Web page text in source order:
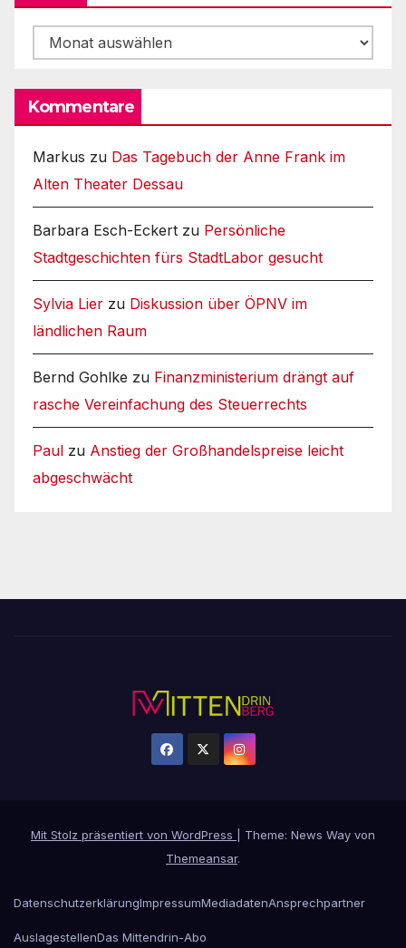
Archiv
Kommentare
Markus zu Das Tagebuch der Anne Frank im
Alten Theater Dessau
Barbara Esch-Eckert zu Persönliche
Stadtgeschichten fürs StadtLabor gesucht
Sylvia Lier zu Diskussion über ÖPNV im
ländlichen Raum
Bernd Gohlke zu Finanzministerium drängt auf
rasche Vereinfachung des Steuerrechts
Paul zu Anstieg der Großhandelspreise leicht
abgeschwächt
Mit Stolz präsentiert von WordPress
Theme: News Way von
Themeansar.
DatenschutzerklärungImpressumMediadatenAnsprechpartner
AuslagestellenDas Mittendrin-Abo